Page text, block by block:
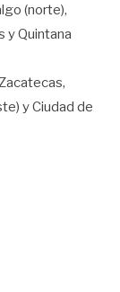
(norte),
y Quintana
y Ciudad de